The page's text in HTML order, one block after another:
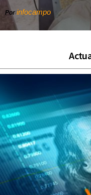
Por infocampo